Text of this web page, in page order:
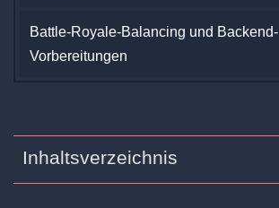
Battle-Royale-Balancing und Backend-
Vorbereitungen
Inhaltsverzeichnis